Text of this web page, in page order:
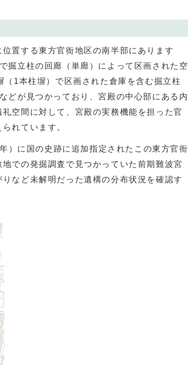
置する東方官衙地区の南半部にあります
掘立柱の回廊（単廊）によって区画された空
（1本柱塀）で区画された倉庫を含む掘立柱
どが見つかっており、宮殿の中心部にある内
空間に対して、宮殿の実務機能を担った官
れています。
年）に国の史跡に追加指定されたこの東方官衙
での発掘調査で見つかっていた前期難波宮
など未解明だった遺構の分布状況を確認す